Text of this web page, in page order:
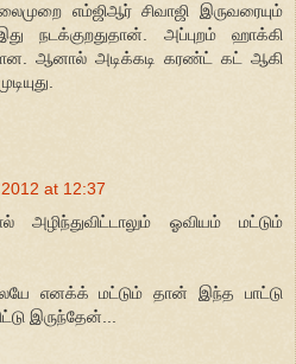
எம்‌ஜி‌ஆர் சிவாஜி இருவரையும்
நடக்குறதுதான். அப்புறம் ஹாக்கி
ஆனால் அடிக்கடி கரண்ட் கட் ஆகி
at 12:37
அழிந்துவிட்டாலும் ஓவியம் மட்டும்
எனக்க் மட்டும் தான் இந்த பாட்டு
இருந்தேன்...